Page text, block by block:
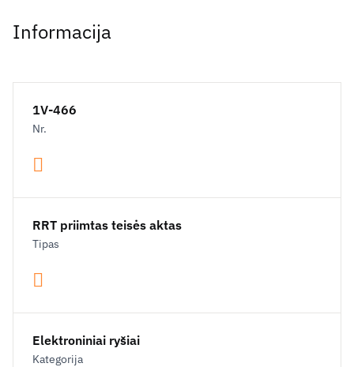
Informacija
1V-466
Nr.
RRT priimtas teisės aktas
Tipas
Elektroniniai ryšiai
Kategorija